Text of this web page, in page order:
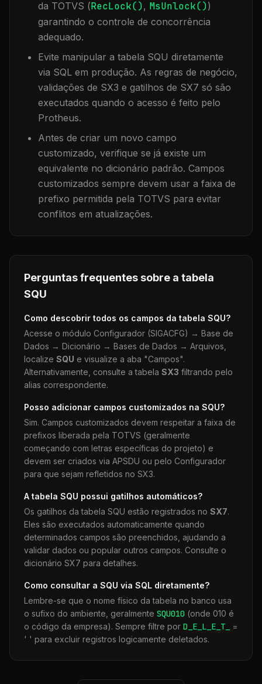
da TOTVS (RecLock(), MsUnlock())
garantindo o controle de concorrência
adequado.
Evite manipular a tabela SQU diretamente
via SQL em produção. As regras de negócio,
validações de SX3 e gatilhos de SX7 só são
executados quando o acesso é feito pelo
Protheus.
Antes de criar um novo campo
customizado, verifique se já existe um
equivalente no dicionário padrão. Campos
customizados sempre devem usar a faixa de
prefixo permitida pela TOTVS para evitar
conflitos em atualizações.
Perguntas frequentes sobre a tabela
SQU
Como descobrir todos os campos da tabela SQU?
Acesse o módulo Configurador (SIGACFG) → Base de
Dados → Dicionário → Bases de Dados → Arquivos,
localize SQU e visualize a aba "Campos".
Alternativamente, consulte a tabela SX3 filtrando pelo
alias correspondente.
Posso adicionar campos customizados na SQU?
Sim. Campos customizados devem respeitar a faixa de
prefixos liberada pela TOTVS (geralmente
começando com letras específicas do projeto) e
devem ser criados via APSDU ou pelo Configurador
para que sejam refletidos no SX3.
A tabela SQU possui gatilhos automáticos?
Os gatilhos da tabela SQU estão registrados no SX7.
Eles são executados automaticamente quando
determinados campos são preenchidos, ajudando a
validar dados ou popular outros campos. Consulte o
dicionário SX7 para detalhes.
Como consultar a SQU via SQL diretamente?
Lembre-se que o nome físico da tabela no banco usa
o sufixo do ambiente, geralmente SQU010 (onde 010 é
o código da empresa). Sempre filtre por D_E_L_E_T_
=
' ' para excluir registros logicamente deletados.